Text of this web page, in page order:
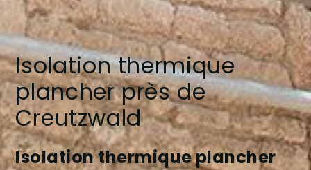
Isolation thermique
plancher près de
Creutzwald
Isolation thermique plancher